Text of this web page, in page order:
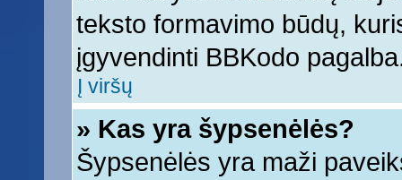
teksto formavimo būdų,
įgyvendinti BBKodo
Į viršų
» Kas yra šypsenėlės?
Šypsenėlės yra maži